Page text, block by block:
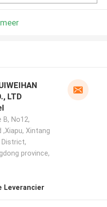
B, No12,
,Xiapu, Xintang
District,
province,
Leverancier